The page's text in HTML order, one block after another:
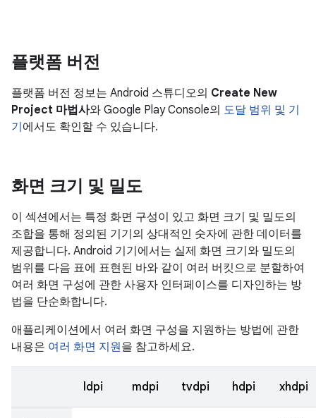
플랫폼 버전
플랫폼 버전 정보는 Android 스튜디오의 Create New
Project 마법사와 Google Play Console의 도달 범위 및 기
기 에서도 확인할 수 있습니다.
화면 크기 및 밀도
이 섹션에서는 특정 화면 구성이 있고 화면 크기 및 밀도의
조합을 통해 정의된 기기의 상대적인 숫자에 관한 데이터를
제공합니다. Android 기기에서는 실제 화면 크기와 밀도의
범위를 다음 표에 표현된 바와 같이 여러 버킷으로 분할하여
여러 화면 구성에 관한 사용자 인터페이스를 디자인하는 방
법을 단순화합니다.
애플리케이션에서 여러 화면 구성을 지원하는 방법에 관한
내용은 여러 화면 지원을 참고하세요.
ldpi mdpi tvdpi hdpi xhdpi